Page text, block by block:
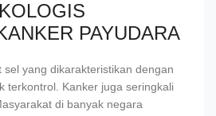
PAYUDARA
sel yang dikarakteristikan dengan
terkontrol. Kanker juga seringkali
di banyak negara